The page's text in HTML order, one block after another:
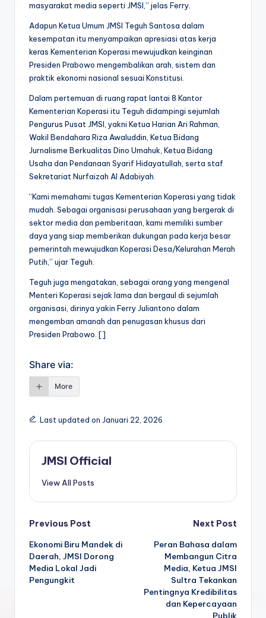
masyarakat media seperti JMSI,” jelas Ferry.
Adapun Ketua Umum JMSI Teguh Santosa dalam
kesempatan itu menyampaikan apresiasi atas kerja
keras Kementerian Koperasi mewujudkan keinginan
Presiden Prabowo mengembalikan arah, sistem dan
praktik ekonomi nasional sesuai Konstitusi. ‎‎
Dalam pertemuan di ruang rapat lantai 8 Kantor
Kementerian Koperasi itu Teguh didampingi sejumlah
Pengurus Pusat JMSI, yakni Ketua Harian Ari Rahman,
Wakil Bendahara Riza Awaluddin, Ketua Bidang
Jurnalisme Berkualitas Dino Umahuk, Ketua Bidang
Usaha dan Pendanaan Syarif Hidayatullah, serta staf
Sekretariat Nurfaizah Al Adabiyah.
“Kami memahami tugas Kementerian Koperasi yang tidak
mudah. Sebagai organisasi perusahaan yang bergerak di
sektor media dan pemberitaan, kami memiliki sumber
daya yang siap memberikan dukungan pada kerja besar
pemerintah mewujudkan Koperasi Desa/Kelurahan Merah
Putih,” ujar Teguh.
Teguh juga mengatakan, sebagai orang yang mengenal
Menteri Koperasi sejak lama dan bergaul di sejumlah
organisasi, dirinya yakin Ferry Juliantono dalam
mengemban amanah dan penugasan khusus dari
Presiden Prabowo. []
Share via:
More
Last updated on Januari 22, 2026
JMSI Official
View All Posts
Previous Post
Ekonomi Biru Mandek di
Daerah, JMSI Dorong
Media Lokal Jadi
Pengungkit
Next Post
Peran Bahasa dalam
Membangun Citra
Media, Ketua JMSI
Sultra Tekankan
Pentingnya Kredibilitas
dan Kepercayaan
Publik